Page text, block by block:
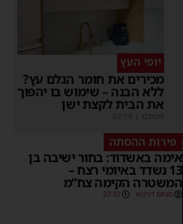
יופי העץ
מכירים את חומר הגלם עץ?
ללא הבנה – שימוש בו יהפוך
את הבית לקצת ישן
מקודם
פירות ההסתה
אימה באשדוד: בחור ישיבה בן
13 נשדד באיומי רצח –
המשטרה הקימה צח”מ
מנחם דויטש 22:32